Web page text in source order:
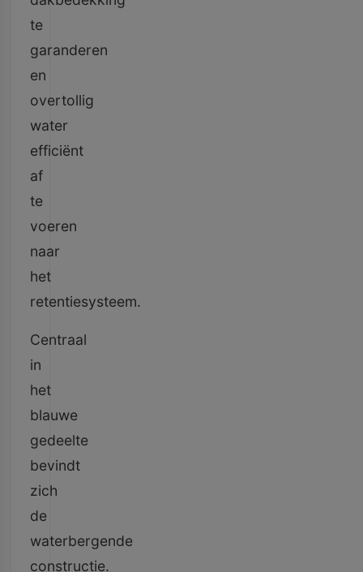
te
garanderen
en
overtollig
water
efficiënt
af
te
voeren
naar
het
retentiesysteem.
Centraal
in
het
blauwe
gedeelte
bevindt
zich
de
waterbergende
constructie.